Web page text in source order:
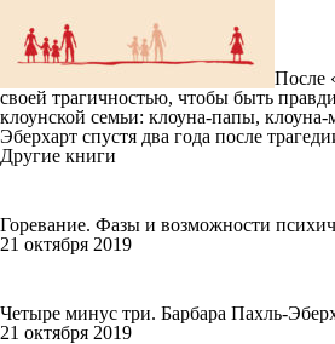
После
своей трагичностью, чтобы быть
клоунской семьи: клоуна-папы,
Эберхарт спустя два года после
Другие книги
Горевание. Фазы и возможности
21 октября 2019
Четыре минус три. Барбара Пахль-
21 октября 2019